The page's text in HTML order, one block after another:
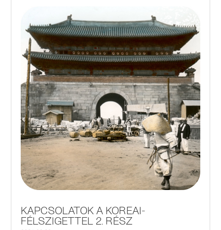
KAPCSOLATOK A KOREAI-
FÉLSZIGETTEL 2. RÉSZ